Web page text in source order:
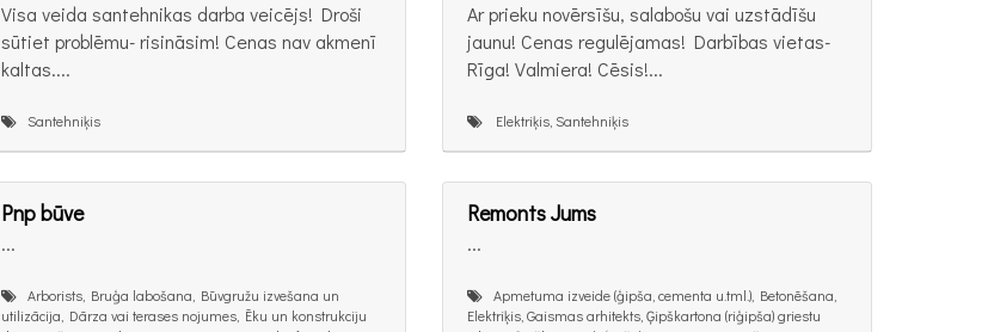
Visa veida santehnikas darba veicējs! Droši
sūtiet problēmu- risināsim! Cenas nav akmenī
kaltas....
Santehniķis
Ar prieku novērsīšu, salabošu vai uzstādīšu
jaunu! Cenas regulējamas! Darbības vietas-
Rīga! Valmiera! Cēsis!...
Elektriķis, Santehniķis
Pnp būve
...
Arborists, Bruģa labošana, Būvgružu izvešana un
utilizācija, Dārza vai terases nojumes, Ēku un konstrukciju
Remonts Jums
...
Apmetuma izveide (ģipša, cementa u.tml.), Betonēšana,
Elektriķis, Gaismas arhitekts, Ģipškartona (riģipša) griestu